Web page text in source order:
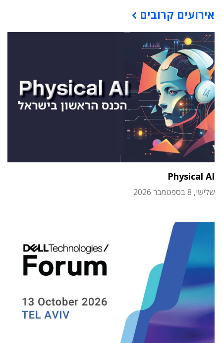
אירועים קרובים
Physical AI
שלישי, 8 בספטמבר 2026